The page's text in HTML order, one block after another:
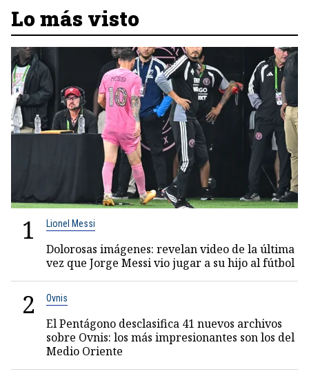
Lo más visto
1 Lionel Messi
Dolorosas imágenes: revelan video de la última
vez que Jorge Messi vio jugar a su hijo al fútbol
2 Ovnis
El Pentágono desclasifica 41 nuevos archivos
sobre Ovnis: los más impresionantes son los del
Medio Oriente